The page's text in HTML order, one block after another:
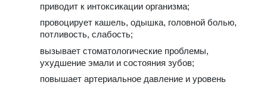
приводит к интоксикации организма;
провоцирует кашель, одышка, головной болью,
потливость, слабость;
вызывает стоматологические проблемы,
ухудшение эмали и состояния зубов;
повышает артериальное давление и уровень